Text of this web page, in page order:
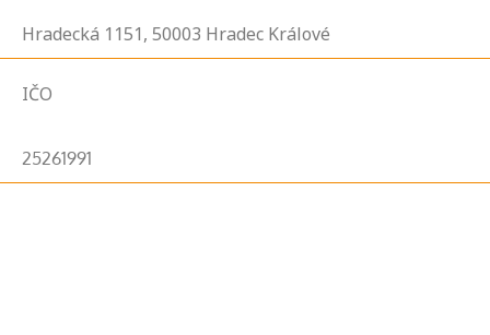
Hradecká 1151, 50003 Hradec Králové
IČO
25261991